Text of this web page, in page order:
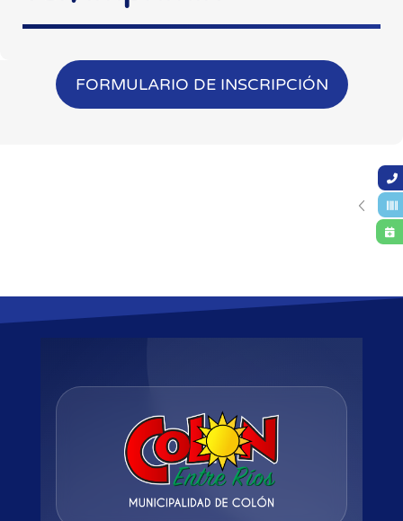
FORMULARIO DE INSCRIPCIÓN